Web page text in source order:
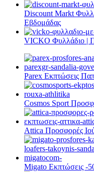
Discount Markt
Εβδομάδας
VICKO Φυλλάδιο |
Parex Εκπτώσεις
Cosmos Sport
Attica Προσφορές
Migato Εκπτώσεις -